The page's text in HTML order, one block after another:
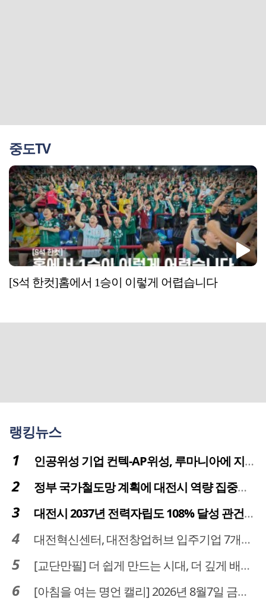
중도TV
[S석 한컷]홈에서 1승이 이렇게 어렵습니다
랭킹뉴스
인공위성 기업 컨텍-AP위성, 루마니아에 지상국 시스템 전수
정부 국가철도망 계획에 대전시 역량 집중해야
대전시 2037년 전력자립도 108% 달성 관건은 '주민 수용성'
대전혁신센터, 대전창업허브 입주기업 7개사 모집
[교단만필] 더 쉽게 만드는 시대, 더 깊게 배우는 교육
[아침을 여는 명언 캘리] 2026년 8월7일 금요일